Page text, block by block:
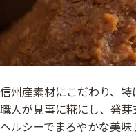
信州産素材にこだわり、特
職人が見事に糀にし、発芽
ヘルシーでまろやかな美味